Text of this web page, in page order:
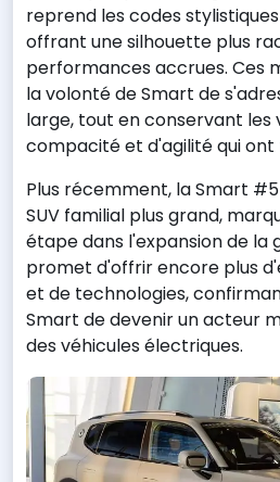
reprend les codes
offrant une silhouette plus
performances accrues. Ces
la volonté de Smart de
large, tout en conservant les
compacité et d'agilité qui
Plus récemment, la Smart
SUV familial plus grand,
étape dans l'expansion de la
promet d'offrir encore plus
et de technologies,
Smart de devenir un acteur
des véhicules électriques.